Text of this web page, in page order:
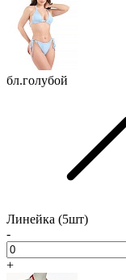
бл.голубой
Линейка (5шт)
-
+